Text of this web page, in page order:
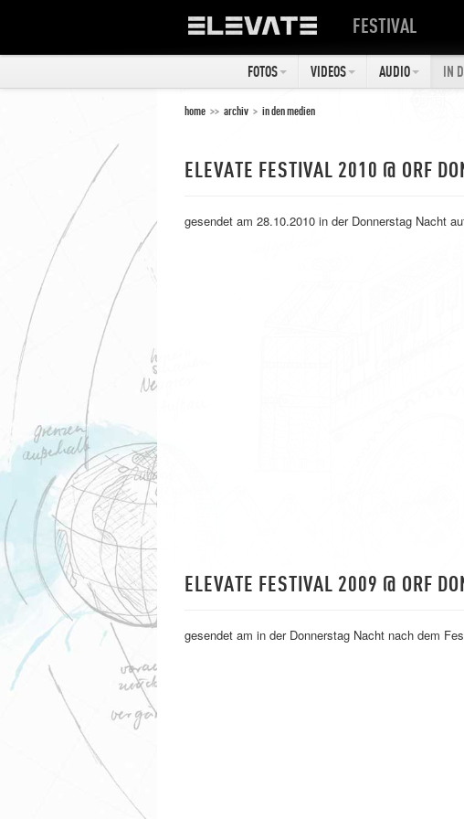
FESTIVAL
FOTOS VIDEOS AUDIO IN
home >> archiv > in den medien
ELEVATE FESTIVAL 2010 @ ORF
gesendet am 28.10.2010 in der Donnerstag Nacht
ELEVATE FESTIVAL 2009 @ ORF
gesendet am in der Donnerstag Nacht nach dem